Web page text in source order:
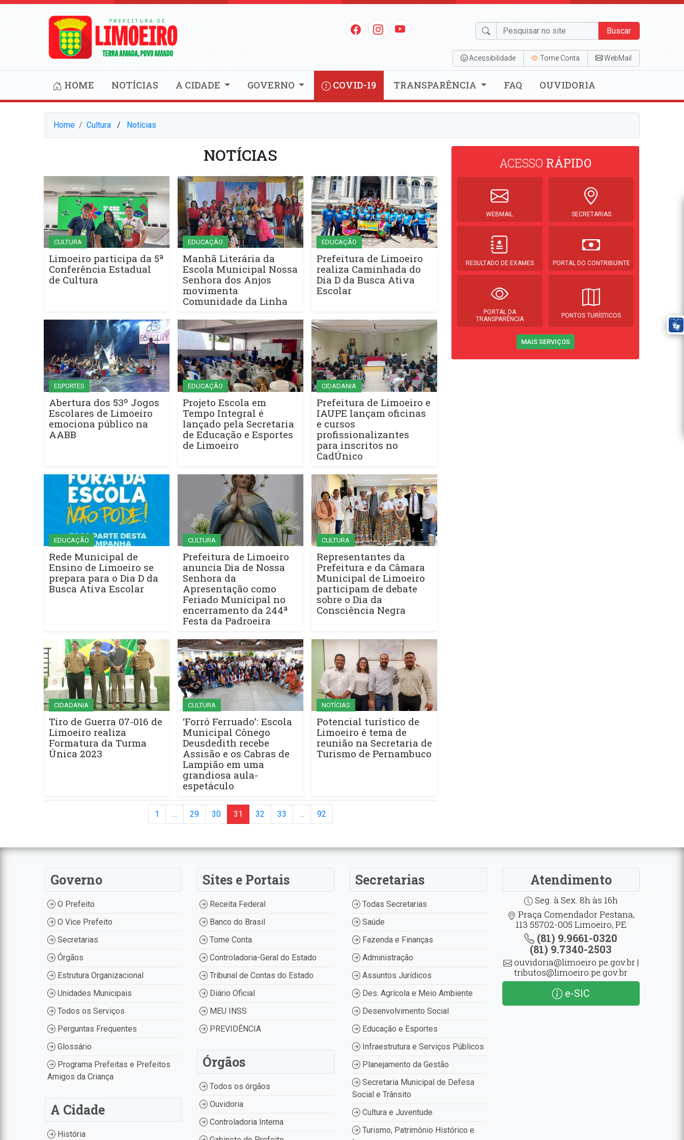
Buscar
Acessibilidade Tome Conta WebMail
HOME NOTÍCIAS A CIDADE GOVERNO COVID-19 TRANSPARÊNCIA FAQ OUVIDORIA
Home Cultura⠀/⠀ Notícias
NOTÍCIAS
CULTURA
Limoeiro participa da 5ª
Conferência Estadual
de Cultura
EDUCAÇÃO
Manhã Literária da
Escola Municipal Nossa
Senhora dos Anjos
movimenta
Comunidade da Linha
EDUCAÇÃO
Prefeitura de Limoeiro
realiza Caminhada do
Dia D da Busca Ativa
Escolar
ESPORTES
Abertura dos 53º Jogos
Escolares de Limoeiro
emociona público na
AABB
EDUCAÇÃO
Projeto Escola em
Tempo Integral é
lançado pela Secretaria
de Educação e Esportes
de Limoeiro
CIDADANIA
Prefeitura de Limoeiro e
IAUPE lançam oficinas
e cursos
profissionalizantes
para inscritos no
CadÚnico
EDUCAÇÃO
Rede Municipal de
Ensino de Limoeiro se
prepara para o Dia D da
Busca Ativa Escolar
CULTURA
Prefeitura de Limoeiro
anuncia Dia de Nossa
Senhora da
Apresentação como
Feriado Municipal no
encerramento da 244ª
Festa da Padroeira
CULTURA
Representantes da
Prefeitura e da Câmara
Municipal de Limoeiro
participam de debate
sobre o Dia da
Consciência Negra
CIDADANIA
Tiro de Guerra 07-016 de
Limoeiro realiza
Formatura da Turma
Única 2023
CULTURA
‘Forró Ferruado’: Escola
Municipal Cônego
Deusdedith recebe
Assisão e os Cabras de
Lampião em uma
grandiosa aula-
espetáculo
NOTÍCIAS
Potencial turístico de
Limoeiro é tema de
reunião na Secretaria de
Turismo de Pernambuco
1 … 29 30 31 32 33 … 92
ACESSO RÁPIDO
WEBMAIL SECRETARIAS
RESULTADO DE EXAMES PORTAL DO CONTRIBUINTE
PORTAL DA
TRANSPARÊNCIA
PONTOS TURÍSTICOS
MAIS SERVIÇOS
Governo
O Prefeito
O Vice Prefeito
Secretarias
Órgãos
Estrutura Organizacional
Unidades Municipais
Todos os Serviços
Perguntas Frequentes
Glossário
Programa Prefeitas e Prefeitos
Amigos da Criança
A Cidade
História
Sites e Portais
Receita Federal
Banco do Brasil
Tome Conta
Controladoria-Geral do Estado
Tribunal de Contas do Estado
Diário Oficial
MEU INSS
PREVIDÊNCIA
Órgãos
Todos os órgãos
Ouvidoria
Controladoria Interna
Secretarias
Todas Secretarias
Saúde
Fazenda e Finanças
Administração
Assuntos Jurídicos
Des. Agrícola e Meio Ambiente
Desenvolvimento Social
Educação e Esportes
Infraestrutura e Serviços Públicos
Planejamento da Gestão
Secretaria Municipal de Defesa
Social e Trânsito
Cultura e Juventude
Turismo, Patrimônio Histórico e
Atendimento
Seg. à Sex. 8h às 16h
Praça Comendador Pestana,
113 55702-005 Limoeiro, PE
(81) 9.9661-0320
(81) 9.7340-2503
ouvidoria@limoeiro.pe.gov.br |
tributos@limoeiro.pe.gov.br
e-SIC